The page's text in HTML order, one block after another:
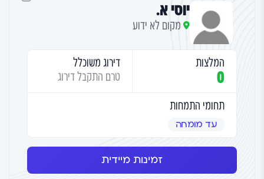
יוסי א.
מקום לא ידוע
המלצות
0
דירוג משוכלל
טרם התקבל דירוג
תחומי התמחות
עד מומחה
זמינות מיידית